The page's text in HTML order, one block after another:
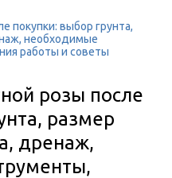
покупки: выбор грунта,
необходимые
работы и советы
розы после
размер
дренаж,